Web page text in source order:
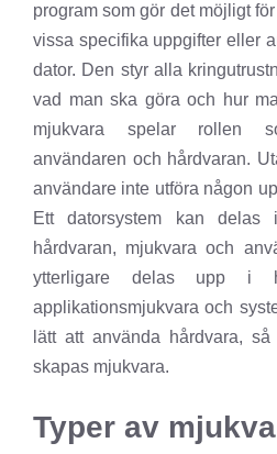
program som gör det möjligt
vissa specifika uppgifter eller
dator. Den styr alla
vad man ska göra och hur
mjukvara spelar rollen
användaren och hårdvaran.
användare inte utföra någon
Ett datorsystem kan delas
hårdvaran, mjukvara och
ytterligare delas upp i
applikationsmjukvara och
lätt att använda hårdvara,
skapas mjukvara.
Typer av